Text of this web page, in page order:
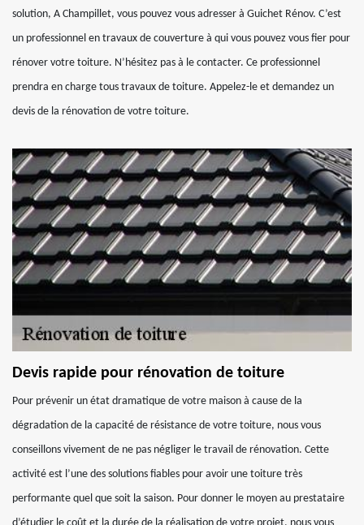
solution, A Champillet, vous pouvez vous adresser à Guichet Rénov. C’est
un professionnel en travaux de couverture à qui vous pouvez vous fier pour
rénover votre toiture. N’hésitez pas à le contacter. Ce professionnel
prendra en charge tous travaux de toiture. Appelez-le et demandez un
devis de la rénovation de votre toiture.
Devis rapide pour rénovation de toiture
Pour prévenir un état dramatique de votre maison à cause de la
dégradation de la capacité de résistance de votre toiture, nous vous
conseillons vivement de ne pas négliger le travail de rénovation. Cette
activité est l’une des solutions fiables pour avoir une toiture très
performante quel que soit la saison. Pour donner le moyen au prestataire